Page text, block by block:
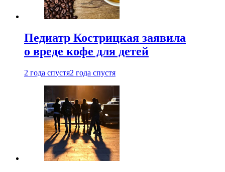
Педиатр Кострицкая заявила
о вреде кофе для детей
2 года спустя2 года спустя